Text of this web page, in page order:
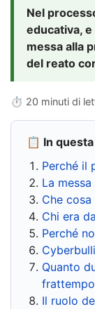
Nel
educativa,
messa alla
del reato
⏱ 20 minuti di
📋 In
Perché il
La
Che
Chi era
Perché
Quanto
frattempo
Il ruolo